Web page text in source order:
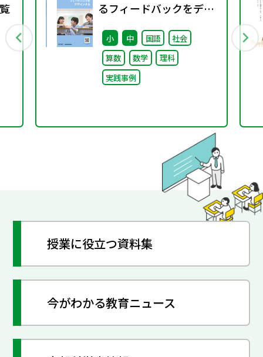
るフィードバックをデザ
インする（特別課題
138）
小 中 国語
社会
算数
数学
理科
実践事例
授業に役立つ資料集
今がわかる教育ニュース